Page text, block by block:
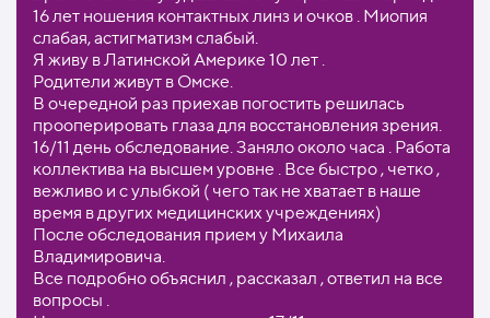
16 лет ношения контактных линз и очков . Миопия
слабая, астигматизм слабый.
Я живу в Латинской Америке 10 лет .
Родители живут в Омске.
В очередной раз приехав погостить решилась
прооперировать глаза для восстановления зрения.
16/11 день обследование. Заняло около часа . Работа
коллектива на высшем уровне . Все быстро , четко ,
вежливо и с улыбкой ( чего так не хватает в наше
время в других медицинских учреждениях)
После обследования прием у Михаила
Владимировича.
Все подробно объяснил , рассказал , ответил на все
вопросы .